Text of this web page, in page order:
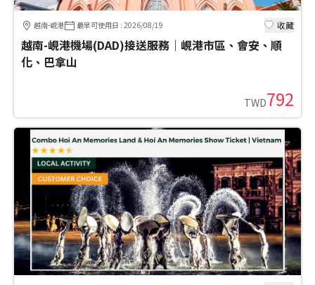
越南-峴港 最早可使用日 : 2026/08/19 收藏
越南-峴港機場(DAD)接送服務｜峴港市區、會安、順
化、巴拿山
TWD792